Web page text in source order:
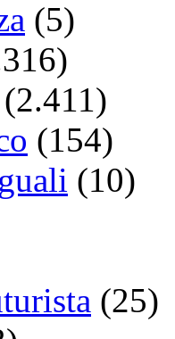
(5)
(2.411)
(154)
(10)
(25)